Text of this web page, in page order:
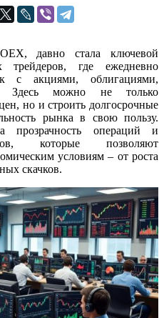
давно стала ключевой
трейдеров, где ежедневно
с акциями, облигациями,
Здесь можно не только
но и строить долгосрочные
рынка в свою пользу.
операций и
которые позволяют
условиям – от роста
скачков.